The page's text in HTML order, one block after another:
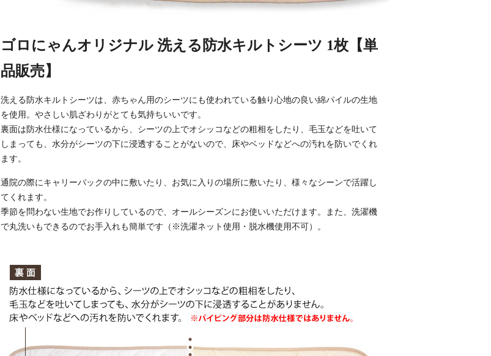
ゴロにゃんオリジナル 洗える防水キルトシーツ 1枚【単
品販売】
洗える防水キルトシーツは、赤ちゃん用のシーツにも使われている触り心地の良い綿パイルの生地
を使用。やさしい肌ざわりがとても気持ちいいです。
裏面は防水仕様になっているから、シーツの上でオシッコなどの粗相をしたり、毛玉などを吐いて
しまっても、水分がシーツの下に浸透することがないので、床やベッドなどへの汚れを防いでくれ
ます。
通院の際にキャリーバックの中に敷いたり、お気に入りの場所に敷いたり、様々なシーンで活躍し
てくれます。
季節を問わない生地でお作りしているので、オールシーズンにお使いいただけます。また、洗濯機
で丸洗いもできるのでお手入れも簡単です（※洗濯ネット使用・脱水機使用不可）。